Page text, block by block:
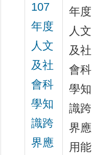
107
年度
人文
及社
會科
學知
識跨
界應
年度
人文
及社
會科
學知
識跨
界應
用能